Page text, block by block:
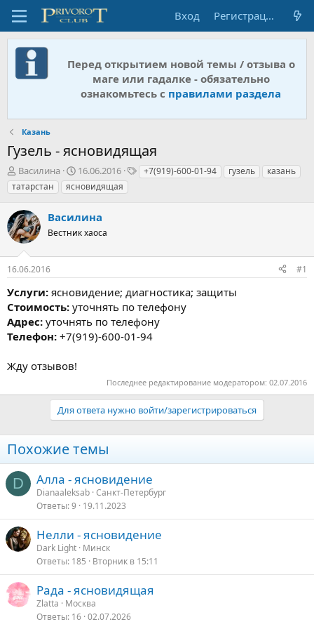
Вход Регистрация
Перед открытием новой темы / отзыва о
маге или гадалке - обязательно
ознакомьтесь с правилами раздела
Казань
Гузель - ясновидящая
А
в
т
о
р
т
е
м
ы
Василина
Д
а
т
н
а
а
16.06.2016
Т+7(919)-600-01-94 гузель
казань
татарстан
ясновидящая
Василина
Вестник хаоса
16.06.2016 #1
Услуги: ясновидение; диагностика; защиты
Стоимость: уточнять по телефону
Адрес: уточнять по телефону
Телефон: +7(919)-600-01-94
Жду отзывов!
Последнее редактирование модератором: 02.07.2016
Для ответа нужно войти/зарегистрироваться
Похожие темы
D Алла - ясновидение
Dianaaleksab Санкт-Петербург
Ответы 9 19.11.2023
Нелли - ясновидение
Dark Light Минск
Ответы 185 Вторник в 15:11
Рада - ясновидящая
Zlatta
Москва
Ответы 16 02.07.2026